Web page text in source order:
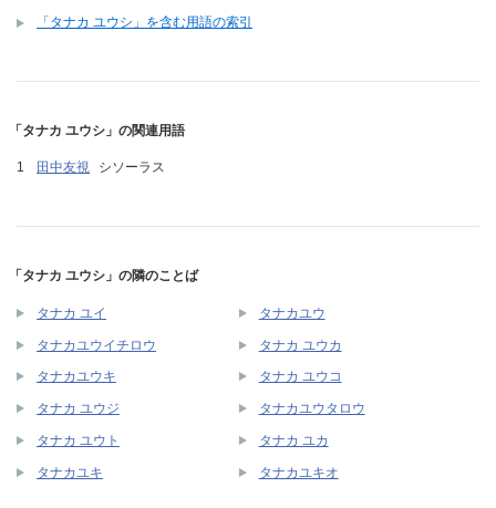
「タナカ ユウシ」を含む用語の索引
「タナカ ユウシ」の関連用語
田中友視 シソーラス
「タナカ ユウシ」の隣のことば
タナカ ユイ タナカユウ
タナカユウイチロウ タナカ ユウカ
タナカユウキ タナカ ユウコ
タナカ ユウジ タナカユウタロウ
タナカ ユウト タナカ ユカ
タナカユキ タナカユキオ